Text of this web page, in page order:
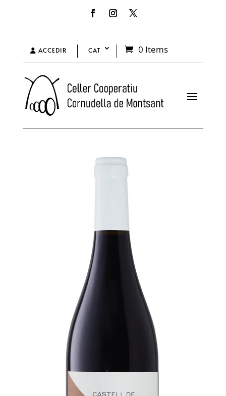
ACCEDIR CAT 0 Items